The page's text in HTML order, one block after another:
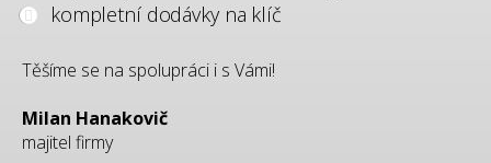
kompletní dodávky na klíč
Těšíme se na spolupráci i s Vámi!
Milan Hanakovič
majitel firmy